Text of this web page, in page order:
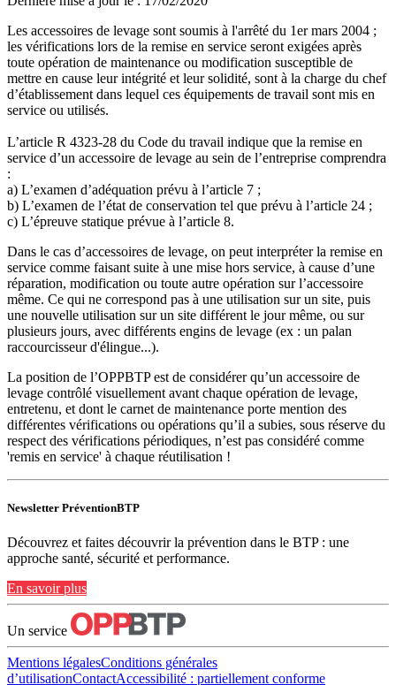
Les accessoires de levage sont soumis à l'arrêté du 1er mars 2004 ;
les vérifications lors de la remise en service seront exigées après
toute opération de maintenance ou modification susceptible de
mettre en cause leur intégrité et leur solidité, sont à la charge du chef
d’établissement dans lequel ces équipements de travail sont mis en
service ou utilisés.
L’article R 4323-28 du Code du travail indique que la remise en
service d’un accessoire de levage au sein de l’entreprise comprendra
:
a) L’examen d’adéquation prévu à l’article 7 ;
b) L’examen de l’état de conservation tel que prévu à l’article 24 ;
c) L’épreuve statique prévue à l’article 8.
Dans le cas d’accessoires de levage, on peut interpréter la remise en
service comme faisant suite à une mise hors service, à cause d’une
réparation, modification ou toute autre opération sur l’accessoire
même. Ce qui ne correspond pas à une utilisation sur un site, puis
une nouvelle utilisation sur un site différent le jour même, ou sur
plusieurs jours, avec différents engins de levage (ex : un palan
raccourcisseur d'élingue...).
La position de l’OPPBTP est de considérer qu’un accessoire de
levage contrôlé visuellement avant chaque opération de levage,
entretenu, et dont le carnet de maintenance porte mention des
différentes vérifications ou opérations qu’il a subies, sous réserve du
respect des vérifications périodiques, n’est pas considéré comme
'remis en service' à chaque réutilisation !
Newsletter PréventionBTP
Découvrez et faites découvrir la prévention dans le BTP : une
approche santé, sécurité et performance.
En savoir plus
Un service
Mentions légalesConditions générales
d’utilisationContactAccessibilité : partiellement conforme